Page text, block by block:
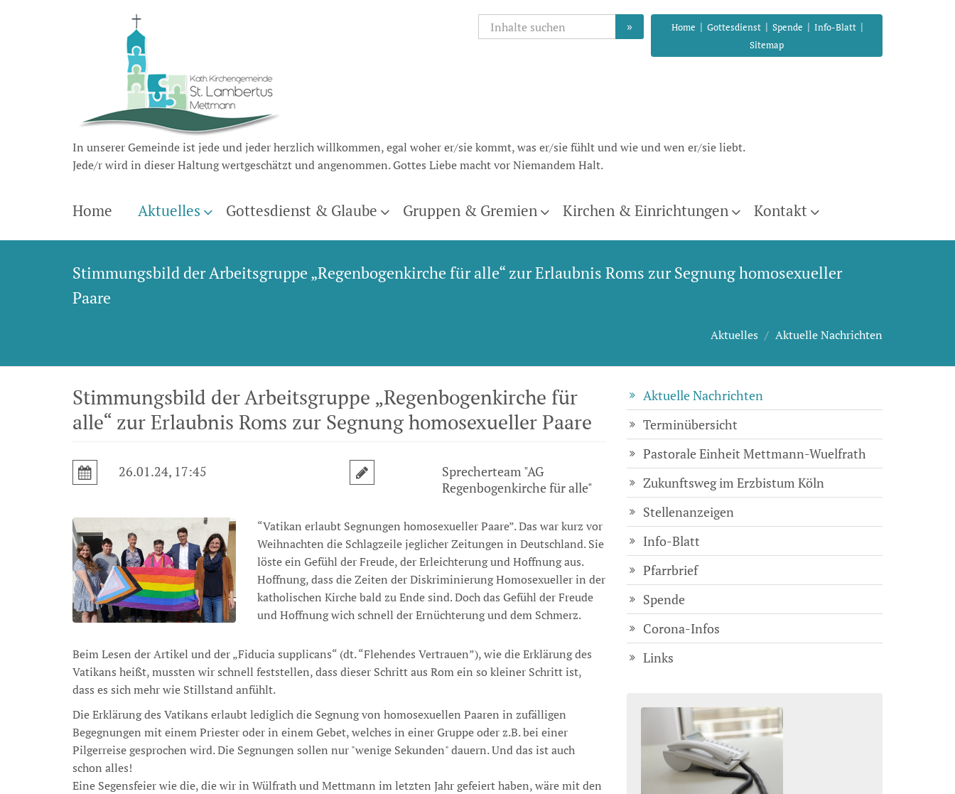
Home | Gottesdienst | Spende | Info-Blatt |
Sitemap
»
In unserer Gemeinde ist jede und jeder herzlich willkommen, egal woher er/sie kommt, was er/sie fühlt und wie und wen er/sie liebt.
Jede/r wird in dieser Haltung wertgeschätzt und angenommen. Gottes Liebe macht vor Niemandem Halt.
Home Aktuelles Gottesdienst & Glaube Gruppen & Gremien Kirchen & Einrichtungen Kontakt
Stimmungsbild der Arbeitsgruppe „Regenbogenkirche für alle“ zur Erlaubnis Roms zur Segnung homosexueller
Paare
Aktuelles Aktuelle Nachrichten
Stimmungsbild der Arbeitsgruppe „Regenbogenkirche für
alle“ zur Erlaubnis Roms zur Segnung homosexueller Paare
26.01.24, 17:45
Sprecherteam "AG
Regenbogenkirche für alle"
“Vatikan erlaubt Segnungen homosexueller Paare”. Das war kurz vor
Weihnachten die Schlagzeile jeglicher Zeitungen in Deutschland. Sie
löste ein Gefühl der Freude, der Erleichterung und Hoffnung aus.
Hoffnung, dass die Zeiten der Diskriminierung Homosexueller in der
katholischen Kirche bald zu Ende sind. Doch das Gefühl der Freude
und Hoffnung wich schnell der Ernüchterung und dem Schmerz.
Beim Lesen der Artikel und der „Fiducia supplicans“ (dt. “Flehendes Vertrauen”), wie die Erklärung des
Vatikans heißt, mussten wir schnell feststellen, dass dieser Schritt aus Rom ein so kleiner Schritt ist,
dass es sich mehr wie Stillstand anfühlt.
Die Erklärung des Vatikans erlaubt lediglich die Segnung von homosexuellen Paaren in zufälligen
Begegnungen mit einem Priester oder in einem Gebet, welches in einer Gruppe oder z.B. bei einer
Pilgerreise gesprochen wird. Die Segnungen sollen nur "wenige Sekunden" dauern. Und das ist auch
schon alles!
Eine Segensfeier wie die, die wir in Wülfrath und Mettmann im letzten Jahr gefeiert haben, wäre mit den
Aktuelle Nachrichten
Terminübersicht
Pastorale Einheit Mettmann-Wuelfrath
Zukunftsweg im Erzbistum Köln
Stellenanzeigen
Info-Blatt
Pfarrbrief
Spende
Corona-Infos
Links